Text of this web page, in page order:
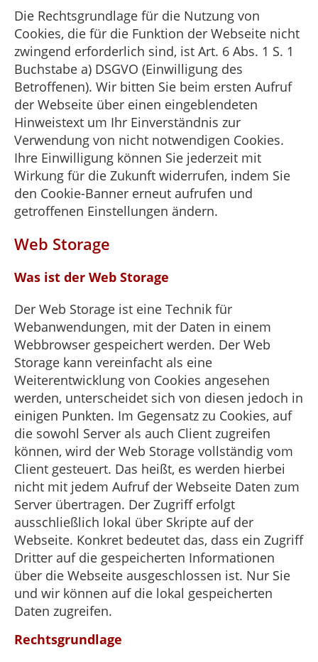
Die Rechtsgrundlage für die Nutzung von
Cookies, die für die Funktion der Webseite nicht
zwingend erforderlich sind, ist Art. 6 Abs. 1 S. 1
Buchstabe a) DSGVO (Einwilligung des
Betroffenen). Wir bitten Sie beim ersten Aufruf
der Webseite über einen eingeblendeten
Hinweistext um Ihr Einverständnis zur
Verwendung von nicht notwendigen Cookies.
Ihre Einwilligung können Sie jederzeit mit
Wirkung für die Zukunft widerrufen, indem Sie
den Cookie-Banner erneut aufrufen und
getroffenen Einstellungen ändern.
Web Storage
Was ist der Web Storage
Der Web Storage ist eine Technik für
Webanwendungen, mit der Daten in einem
Webbrowser gespeichert werden. Der Web
Storage kann vereinfacht als eine
Weiterentwicklung von Cookies angesehen
werden, unterscheidet sich von diesen jedoch in
einigen Punkten. Im Gegensatz zu Cookies, auf
die sowohl Server als auch Client zugreifen
können, wird der Web Storage vollständig vom
Client gesteuert. Das heißt, es werden hierbei
nicht mit jedem Aufruf der Webseite Daten zum
Server übertragen. Der Zugriff erfolgt
ausschließlich lokal über Skripte auf der
Webseite. Konkret bedeutet das, dass ein Zugriff
Dritter auf die gespeicherten Informationen
über die Webseite ausgeschlossen ist. Nur Sie
und wir können auf die lokal gespeicherten
Daten zugreifen.
Rechtsgrundlage